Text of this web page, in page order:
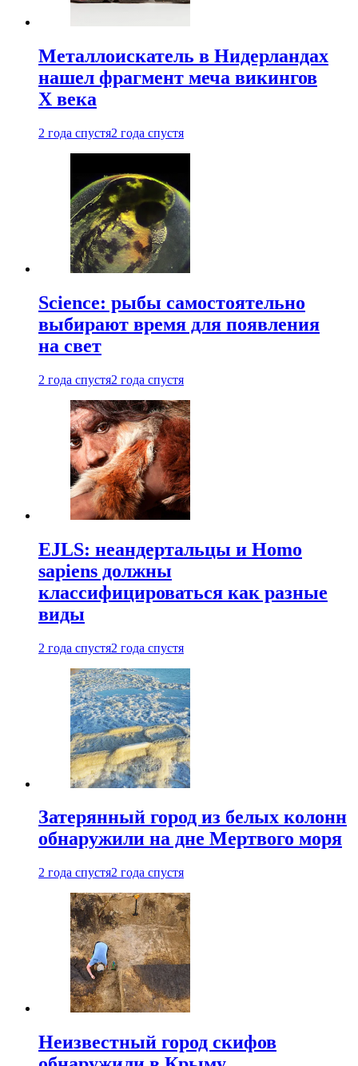
Металлоискатель в Нидерландах
нашел фрагмент меча викингов
X века
2 года спустя2 года спустя
Science: рыбы самостоятельно
выбирают время для появления
на свет
2 года спустя2 года спустя
EJLS: неандертальцы и Homo
sapiens должны
классифицироваться как разные
виды
2 года спустя2 года спустя
Затерянный город из белых колонн
обнаружили на дне Мертвого моря
2 года спустя2 года спустя
Неизвестный город скифов